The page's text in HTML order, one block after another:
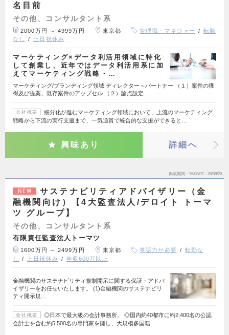
名目前
その他、コンサルタント系
2000万円 ～ 4999万円 東京都 管理職・マネジャー
転勤
なし
土日祝休み
マーケティング×データ利活用領域に特化
して創業し、近年ではデータ利活用系に加
えてマーケティング戦略・…
マーケティング/ブランディング領域 ディレクター～パートナー （１）案件の獲
得及び提案、既存案件のアップセル （２）論点設定…
会社概要
細分化が進むマーケティング領域において、上流のマーケティング
戦略から下流の実行支援まで、一気通貫で統合的な支援ができると…
興味あり 詳細へ
掲載期間 26/08/07～26/08/20
NEW
サステナビリティアドバイザリー（金
融機関向け）【4大監査法人/デロイト トーマ
ツ グループ】
その他、コンサルタント系
有限責任監査法人トーマツ
1600万円 ～ 2499万円 東京都 英語力が必要
転勤な
し
土日祝休み 年収600万以上
金融機関のサステナビリティ規制開示に関する保証・アドバ
イザリーをお任せいたします。 (1)金融機関のサステナビリ
ティ開示規…
会社概要
◎日本で最大級の会計事務所。 ◎国内約40都市に約2,400名の公認
会計士を含む約5,500名の専門家を擁し、大規模多国籍…